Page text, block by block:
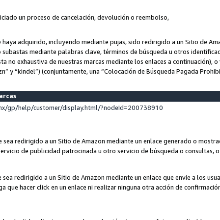
un proceso de cancelación, devolución o reembolso,
adquirido, incluyendo mediante pujas, sido redirigido a un Sitio de
mediante palabras clave, términos de búsqueda u otros
no exhaustiva de nuestras marcas mediante los enlaces a continuación),
y “kindel”) (conjuntamente, una “Colocación de Búsqueda Pagada
gp/help/customer/display.html/?nodeId=200738910
redirigido a un Sitio de Amazon mediante un enlace generado o
de publicidad patrocinada u otro servicio de búsqueda o consultas,
redirigido a un Sitio de Amazon mediante un enlace que envíe a los
que hacer click en un enlace ni realizar ninguna otra acción de